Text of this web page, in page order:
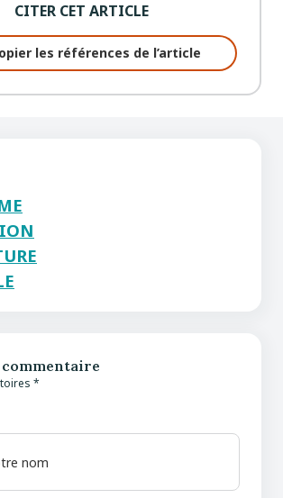
CITER CET ARTICLE
les références de l’article
*